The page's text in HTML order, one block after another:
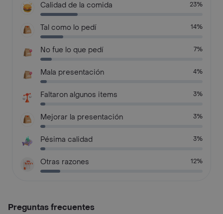
Calidad de la comida 23%
Tal como lo pedí 14%
No fue lo que pedí 7%
Mala presentación 4%
Faltaron algunos items 3%
Mejorar la presentación 3%
Pésima calidad 3%
Otras razones 12%
Preguntas frecuentes